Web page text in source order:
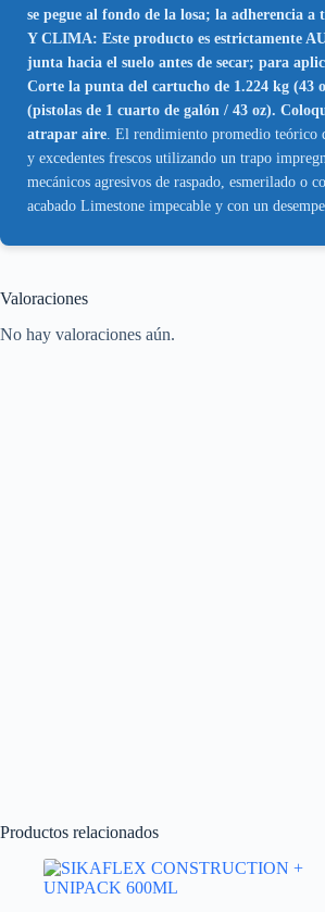
se pegue al fondo de la losa; la adherencia
Y CLIMA: Este producto es estrictamente
junta hacia el suelo antes de secar; para
Corte la punta del cartucho de 1.224 kg (43
(pistolas de 1 cuarto de galón / 43 oz).
atrapar aire . El rendimiento promedio teórico
y excedentes frescos utilizando un trapo
mecánicos agresivos de raspado, esmerilado o
acabado Limestone impecable y con un
Valoraciones
No hay valoraciones aún.
Productos relacionados